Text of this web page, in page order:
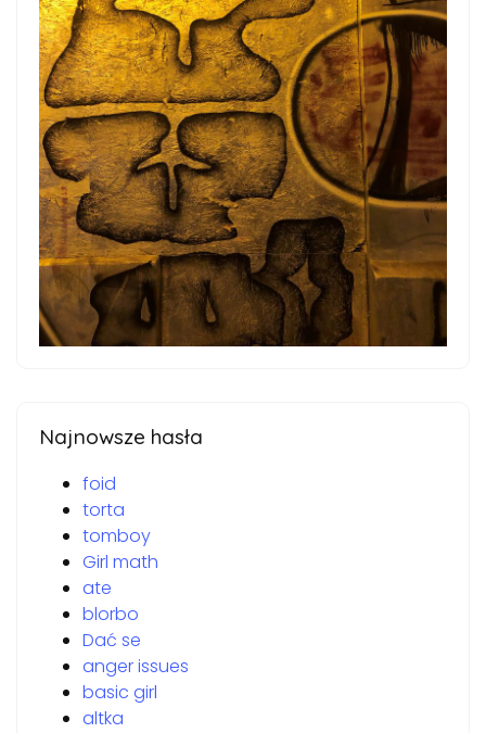
Najnowsze hasła
foid
torta
tomboy
Girl math
ate
blorbo
Dać se
anger issues
basic girl
altka